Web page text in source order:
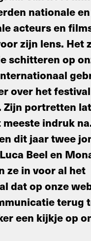
nationale en
acteurs en
zijn lens. Het
schitteren op
over het
Zijn portretten
indruk
dit jaar twee
Beel en
ze in voor al het
dat op onze
terug
een kijkje op